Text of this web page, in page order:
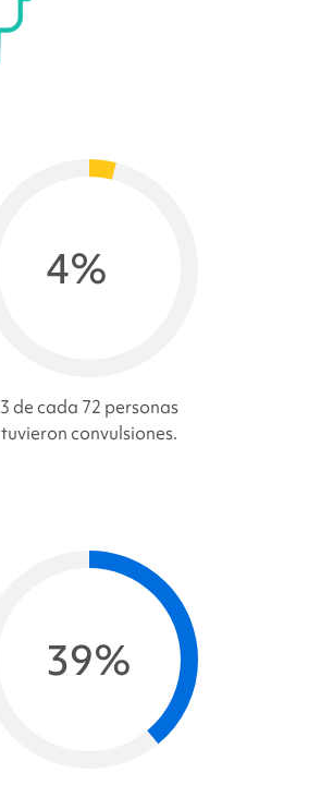
4%
3 de cada 72 personas
tuvieron convulsiones.
39%